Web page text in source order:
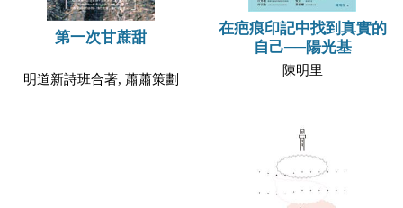
第一次甘蔗甜
明道新詩班合著, 蕭蕭策劃
在疤痕印記中找到真實的
自己──陽光基
陳明里